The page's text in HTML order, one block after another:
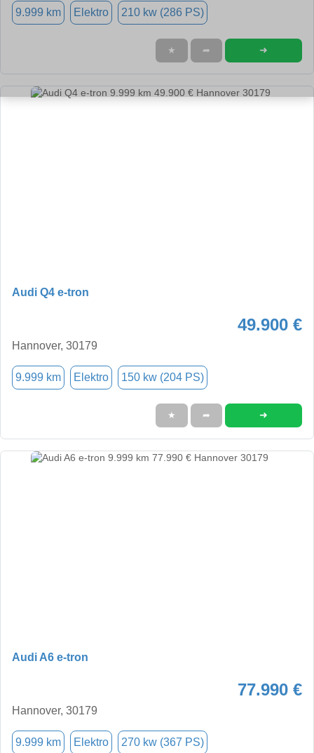
9.999 km Elektro 210 kw (286 PS)
★ ➦ ➜
Audi Q4 e-tron
49.900 €
Hannover, 30179
9.999 km Elektro 150 kw (204 PS)
★ ➦ ➜
Audi A6 e-tron
77.990 €
Hannover, 30179
9.999 km Elektro 270 kw (367 PS)